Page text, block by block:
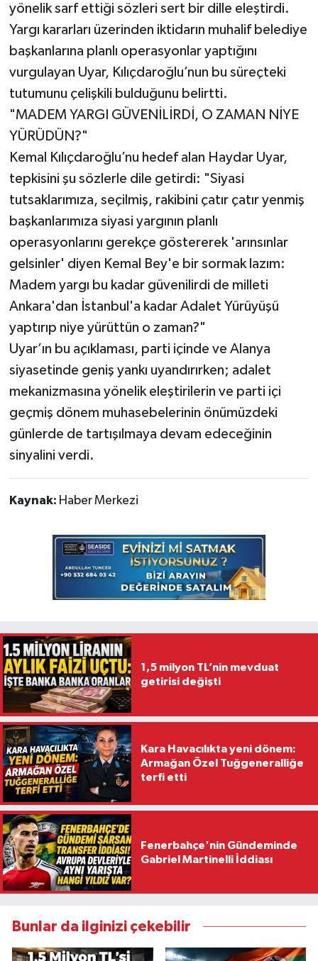
yönelik sarf ettiği sözleri sert bir dille eleştirdi.
Yargı kararları üzerinden iktidarın muhalif belediye
başkanlarına planlı operasyonlar yaptığını
vurgulayan Uyar, Kılıçdaroğlu’nun bu süreçteki
tutumunu çelişkili bulduğunu belirtti.
"MADEM YARGI GÜVENİLİRDİ, O ZAMAN NİYE
YÜRÜDÜN?"
Kemal Kılıçdaroğlu’nu hedef alan Haydar Uyar,
tepkisini şu sözlerle dile getirdi: "Siyasi
tutsaklarımıza, seçilmiş, rakibini çatır çatır yenmiş
başkanlarımıza siyasi yargının planlı
operasyonlarını gerekçe göstererek 'arınsınlar
gelsinler' diyen Kemal Bey'e bir sormak lazım:
Madem yargı bu kadar güvenilirdi de milleti
Ankara'dan İstanbul'a kadar Adalet Yürüyüşü
yaptırıp niye yürüttün o zaman?"
Uyar’ın bu açıklaması, parti içinde ve Alanya
siyasetinde geniş yankı uyandırırken; adalet
mekanizmasına yönelik eleştirilerin ve parti içi
geçmiş dönem muhasebelerinin önümüzdeki
günlerde de tartışılmaya devam edeceğinin
sinyalini verdi.
Kaynak: Haber Merkezi
1,5 milyon TL’nin mevduat
getirisi değişti
Kara Havacılıkta yeni dönem:
Armağan Özel Tuğgeneralliğe
terfi etti
Fenerbahçe'nin Gündeminde
Gabriel Martinelli İddiası
Bunlar da ilginizi çekebilir